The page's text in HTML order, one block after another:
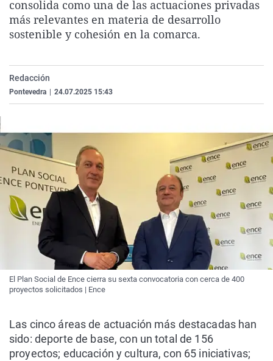
La rosa de los vientos
Gente viajera
Caso
Retornados
Extremadura
Galicia
Virales
Televisión
consolida como una de las actuaciones privadas
más relevantes en materia de desarrollo
sostenible y cohesión en la comarca.
Redacción
Pontevedra 24.07.2025 15:43
El Plan Social de Ence cierra su sexta convocatoria con cerca de 400
proyectos solicitados | Ence
Las cinco áreas de actuación más destacadas han
sido: deporte de base, con un total de 156
proyectos; educación y cultura, con 65 iniciativas;